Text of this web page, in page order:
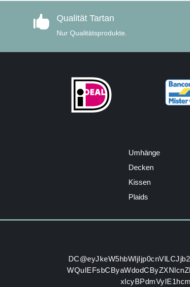
 Qualität Tartan
Nur Qualitätsprodukte.
Umhänge
Decken
Kissen
Plaids